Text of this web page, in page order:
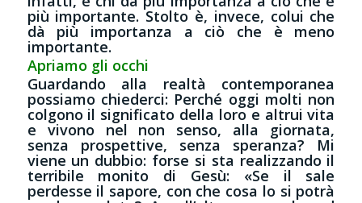
più importante. Stolto è, invece, colui che
dà più importanza a ciò che è meno
importante.
Apriamo gli occhi
Guardando alla realtà contemporanea
possiamo chiederci: Perché oggi molti non
colgono il significato della loro e altrui vita
e vivono nel non senso, alla giornata,
senza prospettive, senza speranza? Mi
viene un dubbio: forse si sta realizzando il
terribile monito di Gesù: «Se il sale
perdesse il sapore, con che cosa lo si potrà